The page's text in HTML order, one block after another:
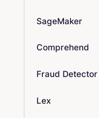
SageMaker
Comprehend
Fraud Detector
Lex